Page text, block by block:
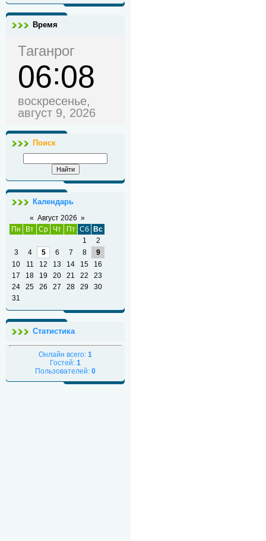
Время
Таганрог
06 08
воскресенье,
август 9, 2026
Поиск
Календарь
« Август 2026 »
Пн
Вт Ср Чт Пт Сб
Вс
1
2
3
4 5 6 7 8
9
10
11 12 13 14 15
16
17
18 19 20 21 22
23
24
25 26 27 28 29
30
31
Статистика
Онлайн всего: 1
Гостей: 1
Пользователей: 0